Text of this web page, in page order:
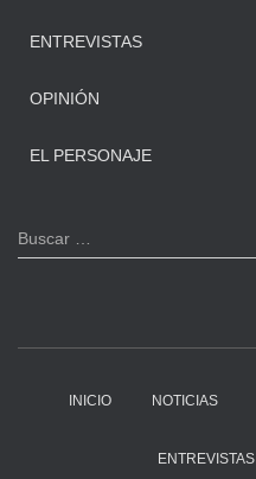
ENTREVISTAS
OPINIÓN
EL PERSONAJE
B
u
Buscar …
INICIO NOTICIAS
ENTREVISTAS